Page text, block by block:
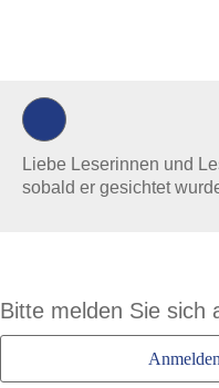
Liebe Leserinnen und
sobald er gesichtet
Bitte melden Sie sich
Anmelden